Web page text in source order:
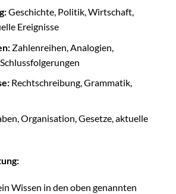
Geschichte, Politik, Wirtschaft,
Ereignisse
Zahlenreihen, Analogien,
Rechtschreibung, Grammatik,
Organisation, Gesetze, aktuelle
Wissen in den oben genannten